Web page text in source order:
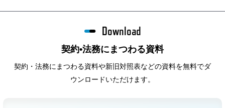
契約•法務にまつわる資料
Download
契約・法務にまつわる資料や新旧対照表などの資料を無料でダ
ウンロードいただけます。